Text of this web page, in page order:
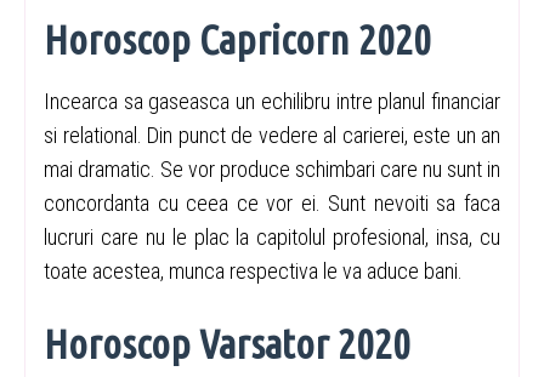
Horoscop Capricorn 2020
Incearca sa gaseasca un echilibru intre planul financiar
si relational. Din punct de vedere al carierei, este un an
mai dramatic. Se vor produce schimbari care nu sunt in
concordanta cu ceea ce vor ei. Sunt nevoiti sa faca
lucruri care nu le plac la capitolul profesional, insa, cu
toate acestea, munca respectiva le va aduce bani.
Horoscop Varsator 2020